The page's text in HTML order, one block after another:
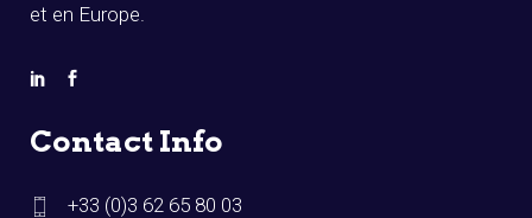
et en Europe.
Contact Info
+33 (0)3 62 65 80 03